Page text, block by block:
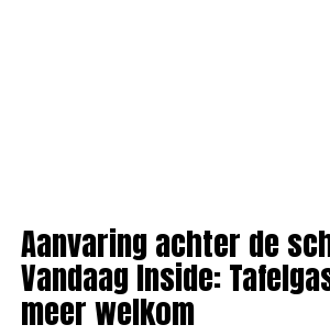
Aanvaring achter de
Vandaag Inside:
meer welkom